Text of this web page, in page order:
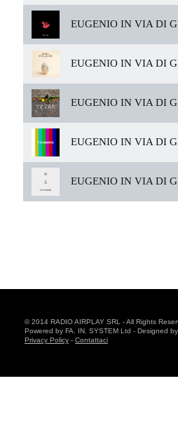
EUGENIO IN VIA DI
EUGENIO IN VIA DI
EUGENIO IN VIA DI
EUGENIO IN VIA DI
EUGENIO IN VIA DI
© 2014 RADIO AIRPLAY SRL - All Rights
Powered by FA. IN. SYSTEM Ltd - Designed
Privacy Policy - Contattaci